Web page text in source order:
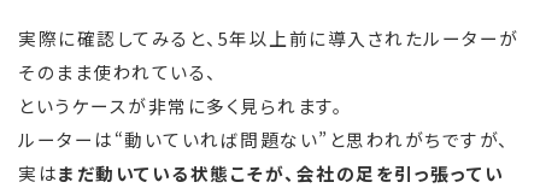
実際に確認してみると、5年以上前に導入されたルーターが
そのまま使われている、
というケースが非常に多く見られます。
ルーターは“動いていれば問題ない”と思われがちですが、
実はまだ動いている状態こそが、会社の足を引っ張ってい